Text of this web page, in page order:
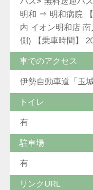
明和 ⇒ 明和病院
内 イオン明和店
側) 【乗車時間】
車でのアクセス
伊勢自動車道「玉
トイレ
有
駐車場
有
リンクURL